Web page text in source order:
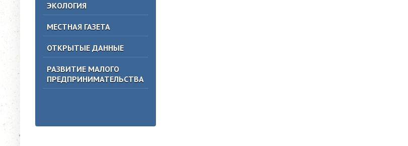
ЭКОЛОГИЯ
МЕСТНАЯ ГАЗЕТА
ОТКРЫТЫЕ ДАННЫЕ
РАЗВИТИЕ МАЛОГО
ПРЕДПРИНИМАТЕЛЬСТВА